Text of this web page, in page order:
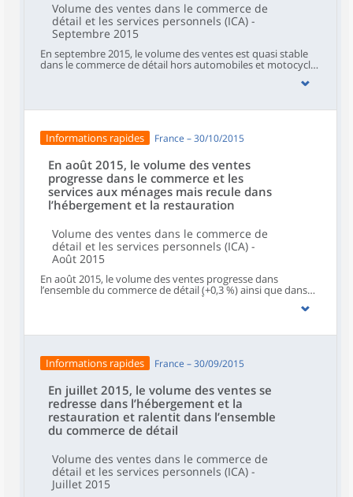
Volume des ventes dans le commerce de
détail et les services personnels (ICA) -
Septembre 2015
En septembre 2015, le volume des ventes est quasi stable
dans le commerce de détail hors automobiles et motocycles
%) et dans les services aux ménages (–1,3 %).
Informations rapides France – 30/10/2015
En août 2015, le volume des ventes
progresse dans le commerce et les
services aux ménages mais recule dans
l’hébergement et la restauration
Volume des ventes dans le commerce de
détail et les services personnels (ICA) -
Août 2015
En août 2015, le volume des ventes progresse dans
l’ensemble du commerce de détail (+0,3 %) ainsi que dans
les services aux ménages (+0,7 %). À l’inverse, il recule dans
Informations rapides France – 30/09/2015
En juillet 2015, le volume des ventes se
redresse dans l’hébergement et la
restauration et ralentit dans l’ensemble
du commerce de détail
Volume des ventes dans le commerce de
détail et les services personnels (ICA) -
Juillet 2015